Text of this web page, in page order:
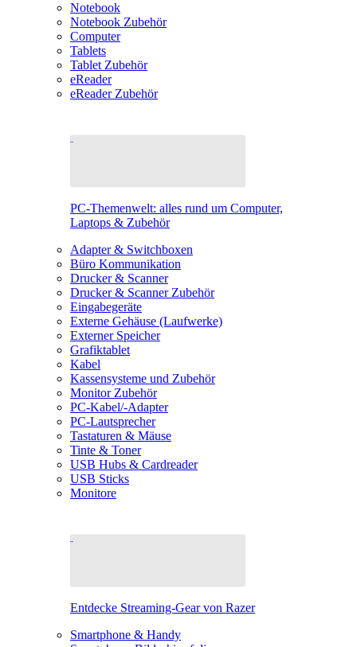
Notebook
Notebook Zubehör
Computer
Tablets
Tablet Zubehör
eReader
eReader Zubehör
PC-Themenwelt: alles rund um Computer,
Laptops & Zubehör
Adapter & Switchboxen
Büro Kommunikation
Drucker & Scanner
Drucker & Scanner Zubehör
Eingabegeräte
Externe Gehäuse (Laufwerke)
Externer Speicher
Grafiktablet
Kabel
Kassensysteme und Zubehör
Monitor Zubehör
PC-Kabel/-Adapter
PC-Lautsprecher
Tastaturen & Mäuse
Tinte & Toner
USB Hubs & Cardreader
USB Sticks
Monitore
Entdecke Streaming-Gear von Razer
Smartphone & Handy